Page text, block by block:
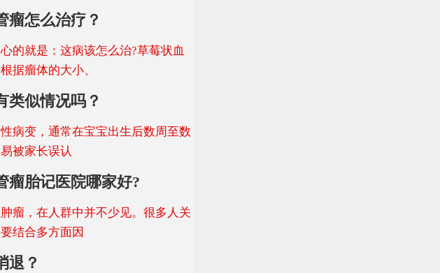
瘤怎么治疗？
的就是：这病该怎么治?草莓状血
据瘤体的大小、
类似情况吗？
病变，通常在宝宝出生后数周至数
被家长误认
瘤胎记医院哪家好?
瘤，在人群中并不少见。很多人关
结合多方面因
退？